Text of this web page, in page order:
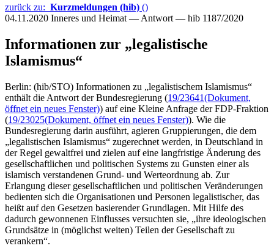
zurück zu: Kurzmeldungen (hib) ()
04.11.2020 Inneres und Heimat — Antwort — hib 1187/2020
Informationen zur „legalistische
Islamismus“
Berlin: (hib/STO) Informationen zu „legalistischem Islamismus“
enthält die Antwort der Bundesregierung (19/23641(Dokument,
öffnet ein neues Fenster)) auf eine Kleine Anfrage der FDP-Fraktion
(19/23025(Dokument, öffnet ein neues Fenster)). Wie die
Bundesregierung darin ausführt, agieren Gruppierungen, die dem
„legalistischen Islamismus“ zugerechnet werden, in Deutschland in
der Regel gewaltfrei und zielen auf eine langfristige Änderung des
gesellschaftlichen und politischen Systems zu Gunsten einer als
islamisch verstandenen Grund- und Werteordnung ab. Zur
Erlangung dieser gesellschaftlichen und politischen Veränderungen
bedienten sich die Organisationen und Personen legalistischer, das
heißt auf den Gesetzen basierender Grundlagen. Mit Hilfe des
dadurch gewonnenen Einflusses versuchten sie, „ihre ideologischen
Grundsätze in (möglichst weiten) Teilen der Gesellschaft zu
verankern“.